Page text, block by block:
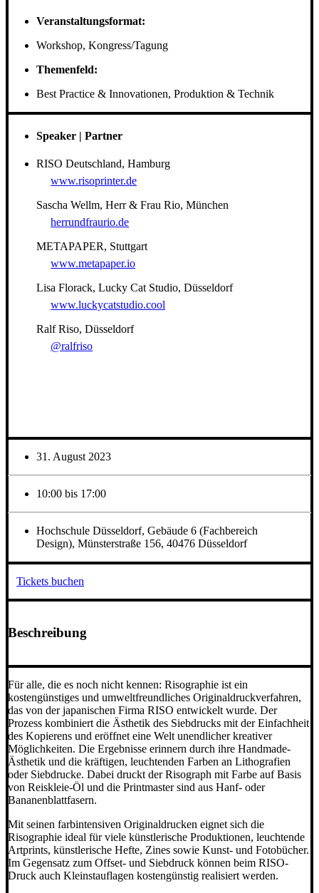
Veranstaltungsformat:
Workshop, Kongress/Tagung
Themenfeld:
Best Practice & Innovationen, Produktion & Technik
Speaker | Partner
RISO Deutschland, Hamburg
www.risoprinter.de
Sascha Wellm, Herr & Frau Rio, München
herrundfraurio.de
METAPAPER, Stuttgart
www.metapaper.io
Lisa Florack, Lucky Cat Studio, Düsseldorf
www.luckycatstudio.cool
Ralf Riso, Düsseldorf
@ralfriso
31. August 2023
10:00 bis 17:00
Hochschule Düsseldorf, Gebäude 6 (Fachbereich
Design), Münsterstraße 156, 40476 Düsseldorf
Tickets buchen
Beschreibung
Für alle, die es noch nicht kennen: Risographie ist ein
kostengünstiges und umweltfreundliches Originaldruckverfahren,
das von der japanischen Firma RISO entwickelt wurde. Der
Prozess kombiniert die Ästhetik des Siebdrucks mit der Einfachheit
des Kopierens und eröffnet eine Welt unendlicher kreativer
Möglichkeiten. Die Ergebnisse erinnern durch ihre Handmade-
Ästhetik und die kräftigen, leuchtenden Farben an Lithografien
oder Siebdrucke. Dabei druckt der Risograph mit Farbe auf Basis
von Reiskleie-Öl und die Printmaster sind aus Hanf- oder
Bananenblattfasern.
Mit seinen farbintensiven Originaldrucken eignet sich die
Risographie ideal für viele künstlerische Produktionen, leuchtende
Artprints, künstlerische Hefte, Zines sowie Kunst- und Fotobücher.
Im Gegensatz zum Offset- und Siebdruck können beim RISO-
Druck auch Kleinstauflagen kostengünstig realisiert werden.